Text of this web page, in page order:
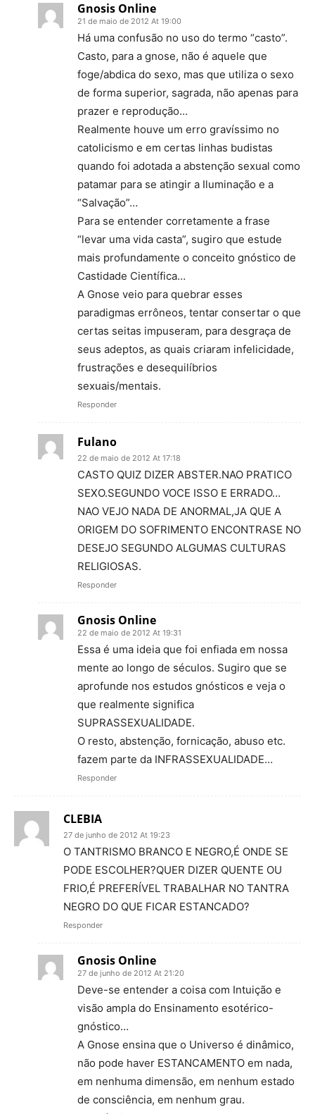
Gnosis Online
21 de maio de 2012 At 19:00
Há uma confusão no uso do termo “casto”.
Casto, para a gnose, não é aquele que
foge/abdica do sexo, mas que utiliza o sexo
de forma superior, sagrada, não apenas para
prazer e reprodução…
Realmente houve um erro gravíssimo no
catolicismo e em certas linhas budistas
quando foi adotada a abstenção sexual como
patamar para se atingir a Iluminação e a
“Salvação”…
Para se entender corretamente a frase
“levar uma vida casta”, sugiro que estude
mais profundamente o conceito gnóstico de
Castidade Científica…
A Gnose veio para quebrar esses
paradigmas errôneos, tentar consertar o que
certas seitas impuseram, para desgraça de
seus adeptos, as quais criaram infelicidade,
frustrações e desequilíbrios
sexuais/mentais.
Responder
Fulano
22 de maio de 2012 At 17:18
CASTO QUIZ DIZER ABSTER.NAO PRATICO
SEXO.SEGUNDO VOCE ISSO E ERRADO…
NAO VEJO NADA DE ANORMAL,JA QUE A
ORIGEM DO SOFRIMENTO ENCONTRASE NO
DESEJO SEGUNDO ALGUMAS CULTURAS
RELIGIOSAS.
Responder
Gnosis Online
22 de maio de 2012 At 19:31
Essa é uma ideia que foi enfiada em nossa
mente ao longo de séculos. Sugiro que se
aprofunde nos estudos gnósticos e veja o
que realmente significa
SUPRASSEXUALIDADE.
O resto, abstenção, fornicação, abuso etc.
fazem parte da INFRASSEXUALIDADE…
Responder
CLEBIA
27 de junho de 2012 At 19:23
O TANTRISMO BRANCO E NEGRO,É ONDE SE
PODE ESCOLHER?QUER DIZER QUENTE OU
FRIO,É PREFERÍVEL TRABALHAR NO TANTRA
NEGRO DO QUE FICAR ESTANCADO?
Responder
Gnosis Online
27 de junho de 2012 At 21:20
Deve-se entender a coisa com Intuição e
visão ampla do Ensinamento esotérico-
gnóstico…
A Gnose ensina que o Universo é dinâmico,
não pode haver ESTANCAMENTO em nada,
em nenhuma dimensão, em nenhum estado
de consciência, em nenhum grau.